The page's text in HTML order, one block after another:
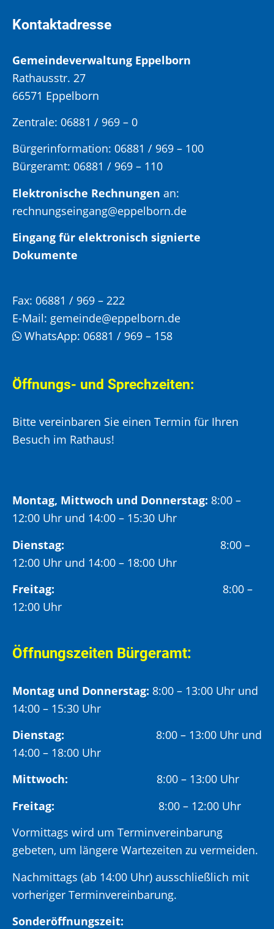
Kontaktadresse
Gemeindeverwaltung Eppelborn
Rathausstr. 27
66571 Eppelborn
Zentrale: 06881 / 969 – 0
Bürgerinformation: 06881 / 969 – 100
Bürgeramt: 06881 / 969 – 110
Elektronische Rechnungen an:
rechnungseingang@eppelborn.de
Eingang für elektronisch signierte
Dokumente
Fax: 06881 / 969 – 222
E-Mail: gemeinde@eppelborn.de
WhatsApp: 06881 / 969 – 158
Öffnungs- und Sprechzeiten:
Bitte vereinbaren Sie einen Termin für Ihren
Besuch im Rathaus!
Montag, Mittwoch und Donnerstag: 8:00 –
12:00 Uhr und 14:00 – 15:30 Uhr
Dienstag: 8:00 –
12:00 Uhr und 14:00 – 18:00 Uhr
Freitag:
8:00 –
12:00 Uhr
Öffnungszeiten Bürgeramt:
Montag und Donnerstag: 8:00 – 13:00 Uhr und
14:00 – 15:30 Uhr
Dienstag: 8:00 – 13:00 Uhr und
14:00 – 18:00 Uhr
Mittwoch: 8:00 – 13:00 Uhr
Freitag:
8:00 – 12:00 Uhr
Vormittags wird um Terminvereinbarung
gebeten, um längere Wartezeiten zu vermeiden.
Nachmittags (ab 14:00 Uhr) ausschließlich mit
vorheriger Terminvereinbarung.
Sonderöffnungszeit: